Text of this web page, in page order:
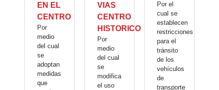
EN EL
CENTRO
Por
medio
del cual
se
adoptan
medidas
que
VIAS
CENTRO
HISTORICO
Por
medio
del cual
se
modifica
el uso
Por el
cual se
establecen
restricciones
para el
tránsito
de los
vehículos
de
transporte